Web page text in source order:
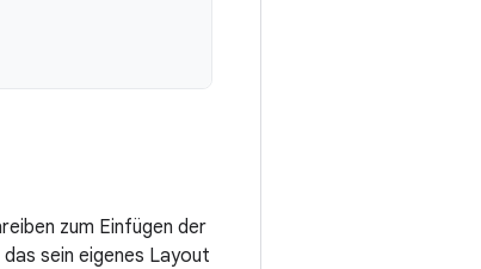
zum Einfügen der
sein eigenes Layout